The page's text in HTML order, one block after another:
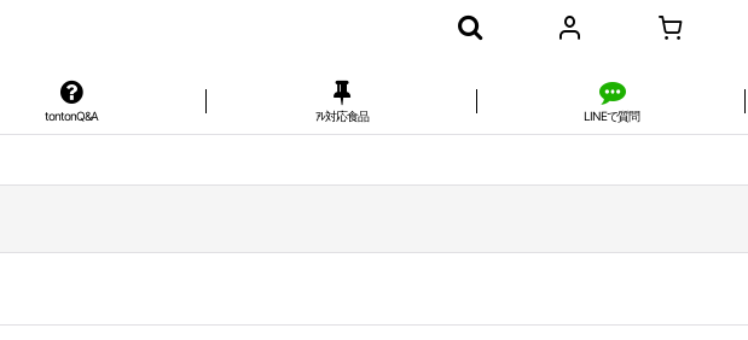
tontonQ&A ｱﾚ対応食品 LINEで質問